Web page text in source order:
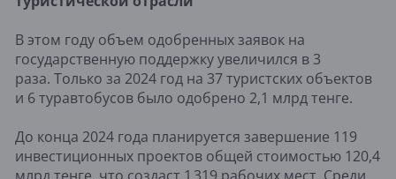
В этом году объем одобренных заявок на
государственную поддержку увеличился в 3
раза. Только за 2024 год на 37 туристских объектов
и 6 туравтобусов было одобрено 2,1 млрд тенге.
До конца 2024 года планируется завершение 119
инвестиционных проектов общей стоимостью 120,4